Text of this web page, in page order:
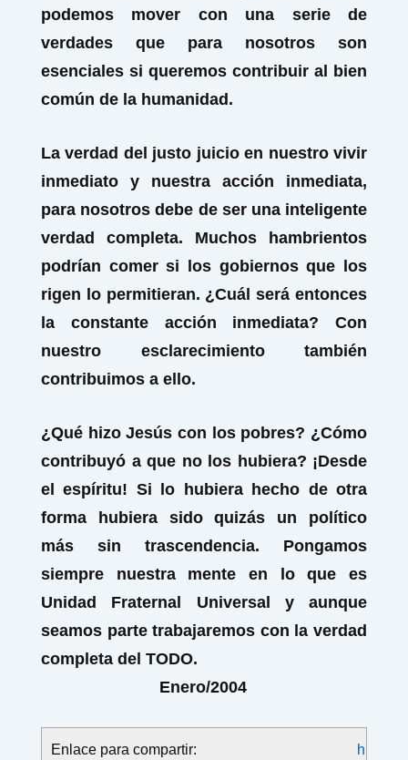
podemos mover con una serie de
verdades que para nosotros son
esenciales si queremos contribuir al bien
común de la humanidad.
La verdad del justo juicio en nuestro vivir
inmediato y nuestra acción inmediata,
para nosotros debe de ser una inteligente
verdad completa. Muchos hambrientos
podrían comer si los gobiernos que los
rigen lo permitieran. ¿Cuál será entonces
la constante acción inmediata? Con
nuestro esclarecimiento también
contribuimos a ello.
¿Qué hizo Jesús con los pobres? ¿Cómo
contribuyó a que no los hubiera? ¡Desde
el espíritu! Si lo hubiera hecho de otra
forma hubiera sido quizás un político
más sin trascendencia. Pongamos
siempre nuestra mente en lo que es
Unidad Fraternal Universal y aunque
seamos parte trabajaremos con la verdad
completa del TODO.
Enero/2004
Enlace para compartir:
h